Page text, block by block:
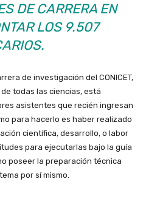
DE CARRERA EN
LOS 9.507
de investigación del CONICET,
todas las ciencias, está
asistentes que recién ingresan
para hacerlo es haber realizado
científica, desarrollo, o labor
para ejecutarlas bajo la guía
poseer la preparación técnica
por sí mismo.